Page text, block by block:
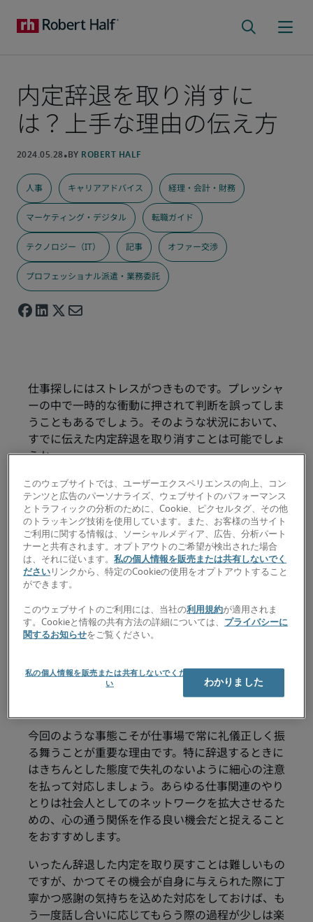
内定辞退を取り消すに
は？上手な理由の伝え方
人事 キャリアアドバイス 経理・会計・財務
マーケティング・デジタル 転職ガイド
テクノロジー（IT） 記事 オファー交渉
プロフェッショナル派遣・業務委託
仕事探しにはストレスがつきものです。プレッシャ
ーの中で一時的な衝動に押されて判断を誤ってしま
うこともあるでしょう。そのような状況において、
すでに伝えた内定辞退を取り消すことは可能でしょ
うか。
決断を間違えたことは残念ですが、こうした事態は
実はそれほどめずらしいわけではありません。ただ
し一度断ったその状況を覆す、という点ではかなり
ハードルが高いことは確かです。
不可能ではないにせよ、面接官に「はじめ入社を渋
った人物が現在もその職務に最適な候補者である」
ておいた方がよいでしょう。
内定辞退の連絡を丁寧
に、礼儀正しく行う理由
今回のような事態こそが仕事場で常に礼儀正しく振
る舞うことが重要な理由です。特に辞退するときに
はきちんとした態度で失礼のないように細心の注意
を払って対応しましょう。あらゆる仕事関連のやり
とりは社会人としてのネットワークを拡大させるた
めの、心の通う関係を作る良い機会だと捉えること
をおすすめします。
いったん辞退した内定を取り戻すことは難しいもの
ですが、かつてその機会が自身に与えられた際に丁
寧かつ感謝の気持ちを込めた対応をしておけば、も
う一度話し合いに応じてもらう際の過程が少しは楽
このウェブサイトでは、ユーザーエクスペリエンスの向上、コン
テンツと広告のパーソナライズ、ウェブサイトのパフォーマンス
とトラフィックの分析のために、Cookie、ピクセルタグ、その他
のトラッキング技術を使用しています。また、お客様の当サイト
ご利用に関する情報は、ソーシャルメディア、広告、分析パート
ナーと共有されます。オプトアウトのご希望が検出された場合
は、それに従います。私の個人情報を販売または共有しないでく
ださい リンクから、特定のCookieの使用をオプトアウトすること
ができます。
このウェブサイトのご利用には、当社の利用規約が適用されま
す。Cookieと情報の共有方法の詳細については、 プライバシーに
関するお知らせをご覧ください。
私の個人情報を販売または共有しないでくださ
い
わかりました